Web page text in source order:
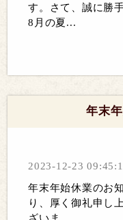
す。さて、誠に勝
8月の夏...
年末
2023-12-23
年末年始休業のお
り、厚く御礼申し
ざいま...